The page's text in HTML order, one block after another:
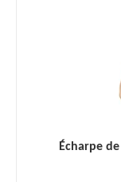
Écharpe